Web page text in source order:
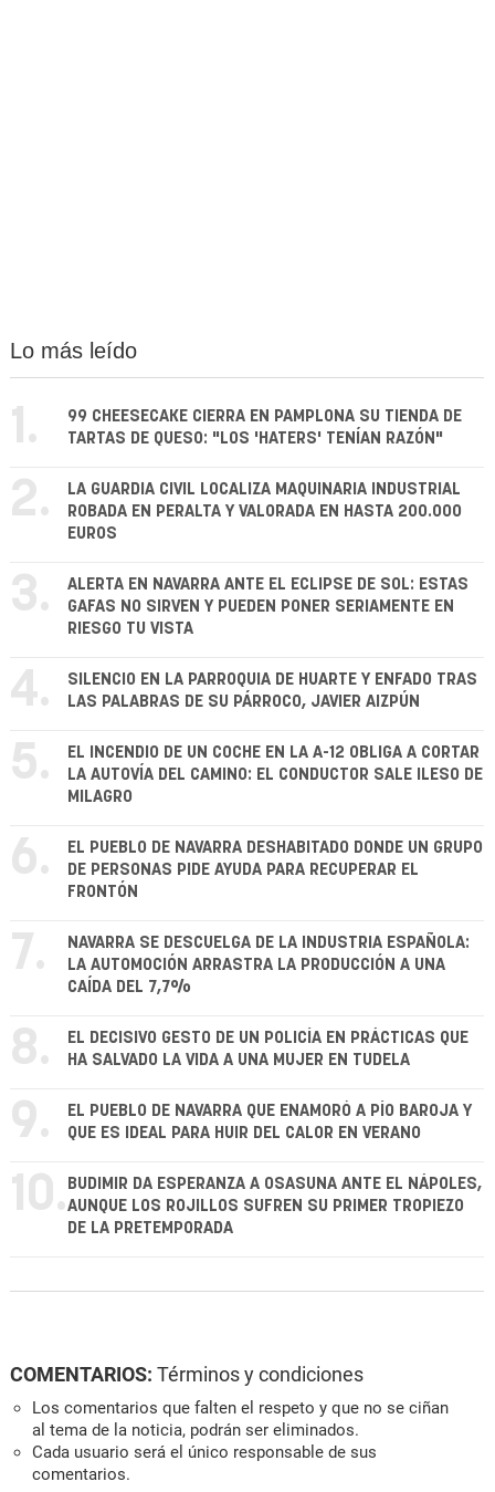
Lo más leído
1.
99 CHEESECAKE CIERRA EN PAMPLONA SU TIENDA DE
TARTAS DE QUESO: "LOS 'HATERS' TENÍAN RAZÓN"
2.
LA GUARDIA CIVIL LOCALIZA MAQUINARIA INDUSTRIAL
ROBADA EN PERALTA Y VALORADA EN HASTA 200.000
EUROS
3.
ALERTA EN NAVARRA ANTE EL ECLIPSE DE SOL: ESTAS
GAFAS NO SIRVEN Y PUEDEN PONER SERIAMENTE EN
RIESGO TU VISTA
4.
SILENCIO EN LA PARROQUIA DE HUARTE Y ENFADO TRAS
LAS PALABRAS DE SU PÁRROCO, JAVIER AIZPÚN
5.
EL INCENDIO DE UN COCHE EN LA A-12 OBLIGA A CORTAR
LA AUTOVÍA DEL CAMINO: EL CONDUCTOR SALE ILESO DE
MILAGRO
6.
EL PUEBLO DE NAVARRA DESHABITADO DONDE UN GRUPO
DE PERSONAS PIDE AYUDA PARA RECUPERAR EL
FRONTÓN
7.
NAVARRA SE DESCUELGA DE LA INDUSTRIA ESPAÑOLA:
LA AUTOMOCIÓN ARRASTRA LA PRODUCCIÓN A UNA
CAÍDA DEL 7,7%
8.
EL DECISIVO GESTO DE UN POLICÍA EN PRÁCTICAS QUE
HA SALVADO LA VIDA A UNA MUJER EN TUDELA
9.
EL PUEBLO DE NAVARRA QUE ENAMORÓ A PÍO BAROJA Y
QUE ES IDEAL PARA HUIR DEL CALOR EN VERANO
10. BUDIMIR DA ESPERANZA A OSASUNA ANTE EL NÁPOLES,
AUNQUE LOS ROJILLOS SUFREN SU PRIMER TROPIEZO
DE LA PRETEMPORADA
COMENTARIOS: Términos y condiciones
Los comentarios que falten el respeto y que no se ciñan
al tema de la noticia, podrán ser eliminados.
Cada usuario será el único responsable de sus
comentarios.